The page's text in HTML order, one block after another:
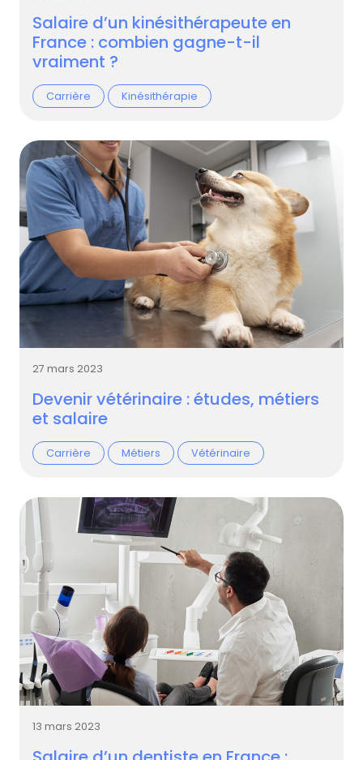
Salaire d’un kinésithérapeute en
France : combien gagne-t-il
vraiment ?
Carrière Kinésithérapie
27 mars 2023
Devenir vétérinaire : études, métiers
et salaire
Carrière Métiers Vétérinaire
13 mars 2023